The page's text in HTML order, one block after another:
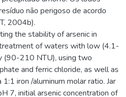
não perigoso de acordo
2004b).
the stability of arsenic in
of waters with low (4.1-
(90-210 NTU), using two
and ferric chloride, as well as
iron /aluminum molar ratio. Jar
7, initial arsenic concentration of